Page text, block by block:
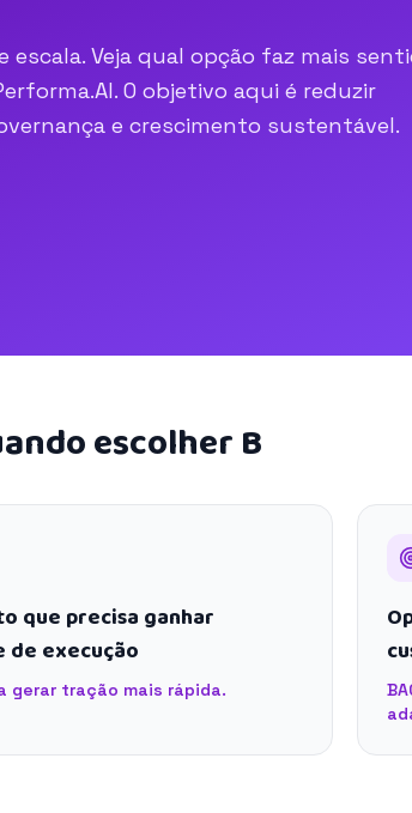
escala. Veja qual opção faz mais
O objetivo aqui é reduzir
e crescimento sustentável.
escolher B
que precisa ganhar
de execução
gerar tração mais rápida.